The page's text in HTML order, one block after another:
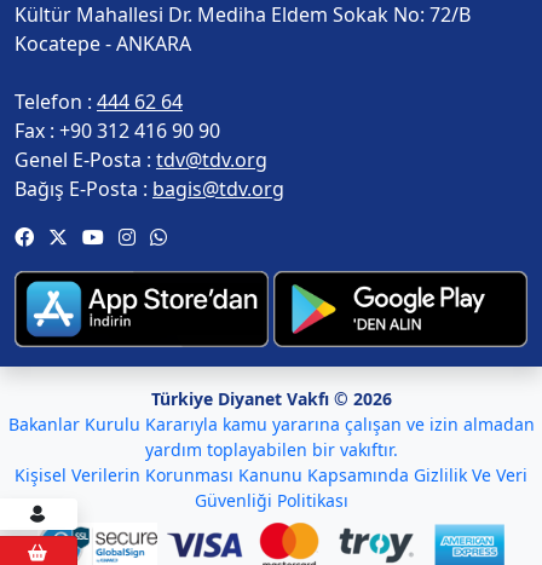
Kültür Mahallesi Dr. Mediha Eldem Sokak No: 72/B
Kocatepe - ANKARA
Telefon : 444 62 64
Fax : +90 312 416 90 90
Genel E-Posta : tdv@tdv.org
Bağış E-Posta : bagis@tdv.org
Türkiye Diyanet Vakfı © 2026
Bakanlar Kurulu Kararıyla kamu yararına çalışan ve izin almadan
yardım toplayabilen bir vakıftır.
Kişisel Verilerin Korunması Kanunu Kapsamında Gizlilik Ve Veri
Güvenliği Politikası